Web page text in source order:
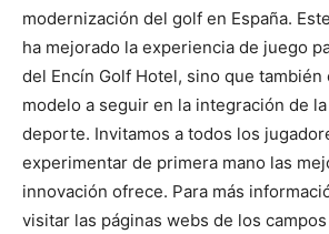
modernización del golf en España.
ha mejorado la experiencia de juego
del Encín Golf Hotel, sino que también
modelo a seguir en la integración de
deporte. Invitamos a todos los
experimentar de primera mano las
innovación ofrece. Para más
visitar las páginas webs de los